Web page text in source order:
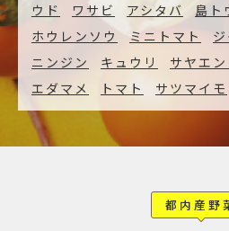
ウド
ワサビ アシタバ
島ト
ホウレンソウ
ミニトマト
ニンジン
キュウリ サヤエン
エダマメ
トマト サツマイモ
都内産野